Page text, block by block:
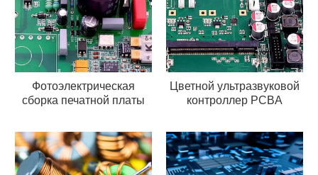
Фотоэлектрическая
сборка печатной платы
Цветной ультразвуковой
контроллер PCBA